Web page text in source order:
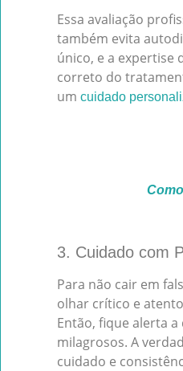
Essa avaliação
também evita
único, e a expertise
correto do
um cuidado
3. Cuidado com
Para não cair em
olhar crítico e
Então, fique alerta
milagrosos. A
cuidado e